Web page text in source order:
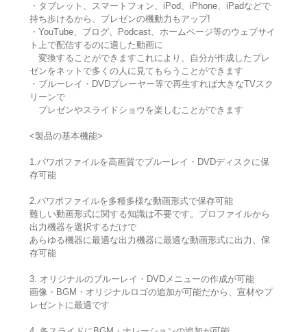
・タブレット、スマートフォン、iPod、iPhone、iPadなどで
持ち歩けるから、プレゼンの機動力もアップ!
・YouTube、ブログ、Podcast、ホームページ等のウェブサイ
ト上で配信するのに適した動画に
変換することができますこれにより、自分が作成したプレ
ゼンをネットで多くの人に見てもらうことができます
・ブルーレイ・DVDプレーヤー等で再生すれば大きなTVスク
リーンで
プレゼンやスライドショウを楽しむことができます
<製品の基本機能>
1.パワポファイルを高画質でブルーレイ・DVDディスクに保
存可能
2.パワポファイルを多種多様な動画形式で保存可能
難しい動画形式に関する知識は不要です。プロファイルから
出力機器を選択するだけで
あらゆる機器に最適な出力機器に最適な動画形式に出力、保
存可能
3. オリジナルのブルーレイ・DVDメニューの作成が可能
画像・BGM・オリジナルロゴの追加が可能だから、宣材やプ
レゼントに最適です